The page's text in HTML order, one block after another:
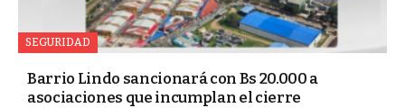
SEGURIDAD
Barrio Lindo sancionará con Bs 20.000 a
asociaciones que incumplan el cierre